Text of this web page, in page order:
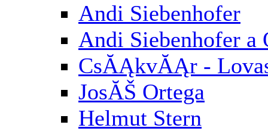
Andi Siebenhofer
Andi Siebenhofer
CsĂĄkvĂĄr -
JosĂŠ Ortega
Helmut Stern